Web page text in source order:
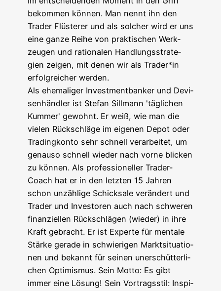
bekom­men kön­nen. Man nennt ihn den
Trader Flüs­te­rer und als sol­cher wird er uns
eine gan­ze Rei­he von prak­ti­schen Werk­
zeu­gen und ratio­na­len Hand­lungs­stra­te­
gien zei­gen, mit denen wir als Trader*in
erfolg­rei­cher werden.
Als ehe­ma­li­ger Invest­ment­ban­ker und Devi­
sen­händ­ler ist Ste­fan Sill­mann 'täg­li­chen
Kum­mer' gewohnt. Er weiß, wie man die
vie­len Rück­schlä­ge im eige­nen Depot oder
Tra­ding­kon­to sehr schnell ver­ar­bei­tet, um
genau­so schnell wie­der nach vor­ne bli­cken
zu kön­nen. Als pro­fes­sio­nel­ler Trader-
Coach hat er in den letz­ten 15 Jah­ren
schon unzäh­li­ge Schick­sa­le ver­än­dert und
Trader und Inves­to­ren auch nach schwe­ren
finan­zi­el­len Rück­schlä­gen (wie­der) in ihre
Kraft gebracht. Er ist Exper­te für men­ta­le
Stär­ke gera­de in schwie­ri­gen Markt­si­tua­tio­
nen und bekannt für sei­nen uner­schüt­ter­li­
chen Opti­mis­mus. Sein Mot­to: Es gibt
immer eine Lösung! Sein Vor­trags­stil: Inspi­